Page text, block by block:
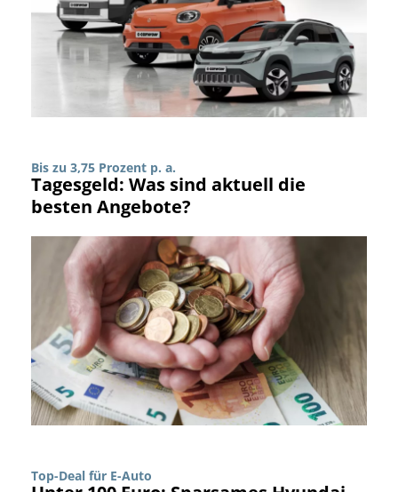
Bis zu 3,75 Prozent p. a.
Tagesgeld: Was sind aktuell die
besten Angebote?
Top-Deal für E-Auto